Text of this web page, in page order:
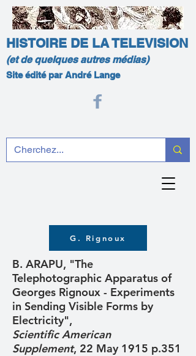
HISTOIRE DE LA TELEVISION
(et de quelques autres médias)
Site édité par André Lange
G. Rignoux
B. ARAPU, "The
Telephotographic Apparatus of
Georges Rignoux - Experiments
in Sending Visible Forms by
Electricity",
Scientific American
Supplement, 22 May 1915 p.351